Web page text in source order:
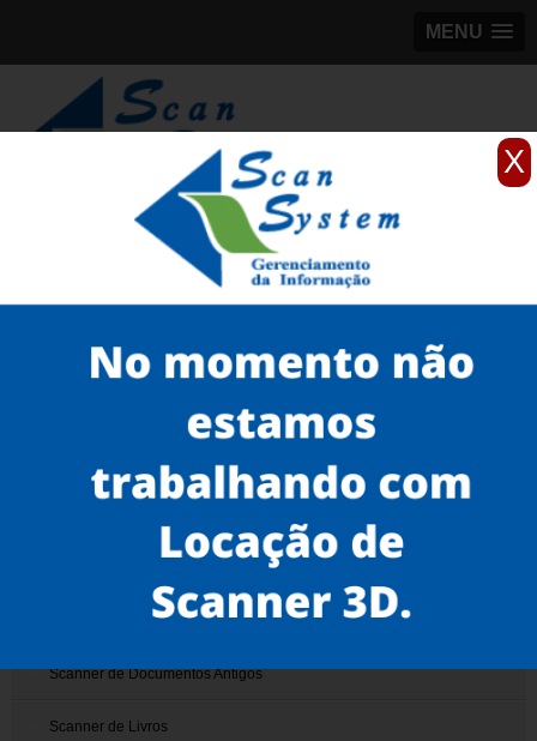
X
MENU
98184-5245
Scanner de documentos
scanner de mesa para documentos
venda de scanner para GED Santos
Serviços
Scanner de Documentos
Scanner de Documentos Antigos
Scanner de Livros